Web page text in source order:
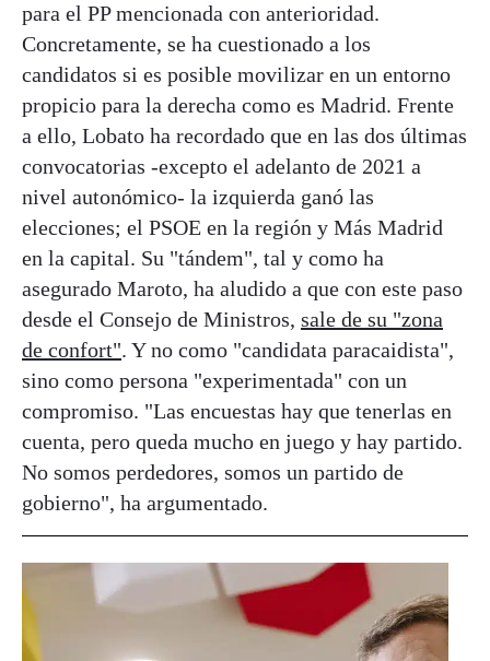
para el PP mencionada con anterioridad.
Concretamente, se ha cuestionado a los
candidatos si es posible movilizar en un entorno
propicio para la derecha como es Madrid. Frente
a ello, Lobato ha recordado que en las dos últimas
convocatorias -excepto el adelanto de 2021 a
nivel autonómico- la izquierda ganó las
elecciones; el PSOE en la región y Más Madrid
en la capital. Su "tándem", tal y como ha
asegurado Maroto, ha aludido a que con este paso
desde el Consejo de Ministros, sale de su "zona
de confort". Y no como "candidata paracaidista",
sino como persona "experimentada" con un
compromiso. "Las encuestas hay que tenerlas en
cuenta, pero queda mucho en juego y hay partido.
No somos perdedores, somos un partido de
gobierno", ha argumentado.